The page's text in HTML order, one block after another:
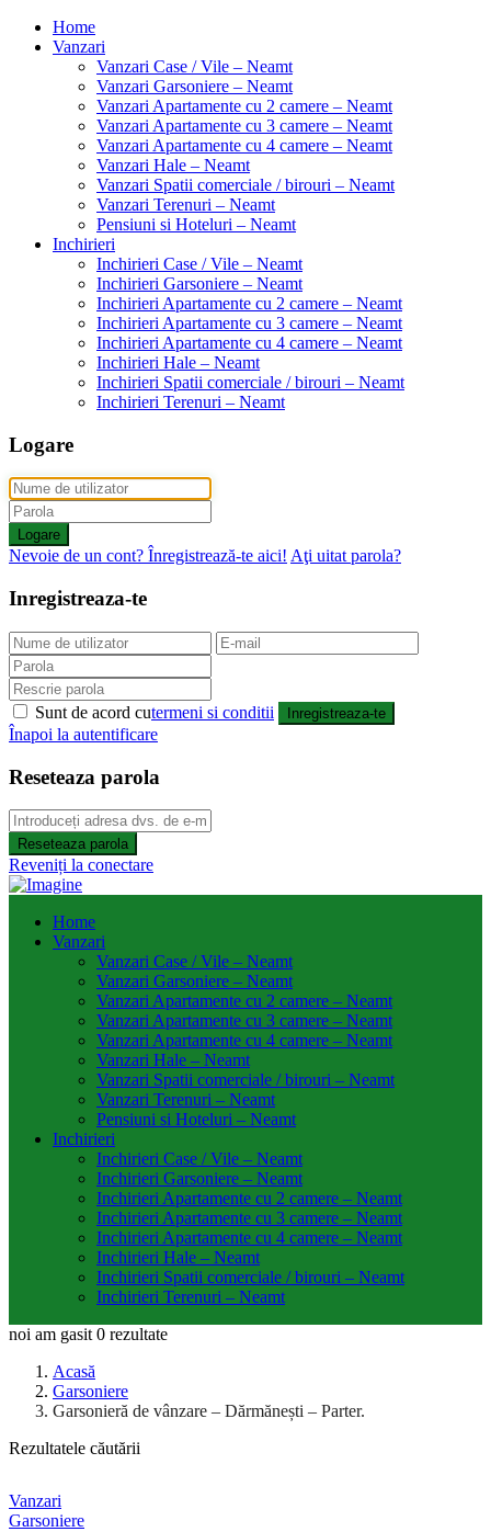
Home
Vanzari
Vanzari Case / Vile – Neamt
Vanzari Garsoniere – Neamt
Vanzari Apartamente cu 2 camere – Neamt
Vanzari Apartamente cu 3 camere – Neamt
Vanzari Apartamente cu 4 camere – Neamt
Vanzari Hale – Neamt
Vanzari Spatii comerciale / birouri – Neamt
Vanzari Terenuri – Neamt
Pensiuni si Hoteluri – Neamt
Inchirieri
Inchirieri Case / Vile – Neamt
Inchirieri Garsoniere – Neamt
Inchirieri Apartamente cu 2 camere – Neamt
Inchirieri Apartamente cu 3 camere – Neamt
Inchirieri Apartamente cu 4 camere – Neamt
Inchirieri Hale – Neamt
Inchirieri Spatii comerciale / birouri – Neamt
Inchirieri Terenuri – Neamt
Logare
Logare
Nevoie de un cont? Înregistrează-te aici! Aţi uitat parola?
Inregistreaza-te
Sunt de acord cutermeni si conditii Inregistreaza-te
Înapoi la autentificare
Reseteaza parola
Reseteaza parola
Reveniți la conectare
Home
Vanzari
Vanzari Case / Vile – Neamt
Vanzari Garsoniere – Neamt
Vanzari Apartamente cu 2 camere – Neamt
Vanzari Apartamente cu 3 camere – Neamt
Vanzari Apartamente cu 4 camere – Neamt
Vanzari Hale – Neamt
Vanzari Spatii comerciale / birouri – Neamt
Vanzari Terenuri – Neamt
Pensiuni si Hoteluri – Neamt
Inchirieri
Inchirieri Case / Vile – Neamt
Inchirieri Garsoniere – Neamt
Inchirieri Apartamente cu 2 camere – Neamt
Inchirieri Apartamente cu 3 camere – Neamt
Inchirieri Apartamente cu 4 camere – Neamt
Inchirieri Hale – Neamt
Inchirieri Spatii comerciale / birouri – Neamt
Inchirieri Terenuri – Neamt
noi am gasit 0 rezultate
Acasă
Garsoniere
Garsonieră de vânzare – Dărmănești – Parter.
Rezultatele căutării
Vanzari
Garsoniere